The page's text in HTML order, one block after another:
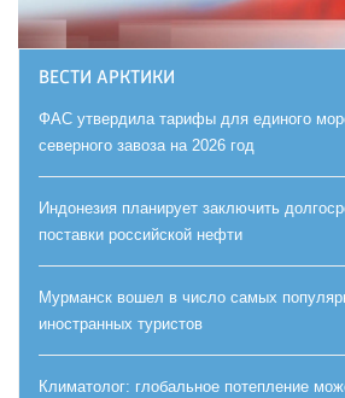
ВЕСТИ АРКТИКИ
ФАС утвердила тарифы для единого
северного завоза на 2026 год
Индонезия планирует заключить
поставки российской нефти
Мурманск вошел в число самых
иностранных туристов
Климатолог: глобальное потепление